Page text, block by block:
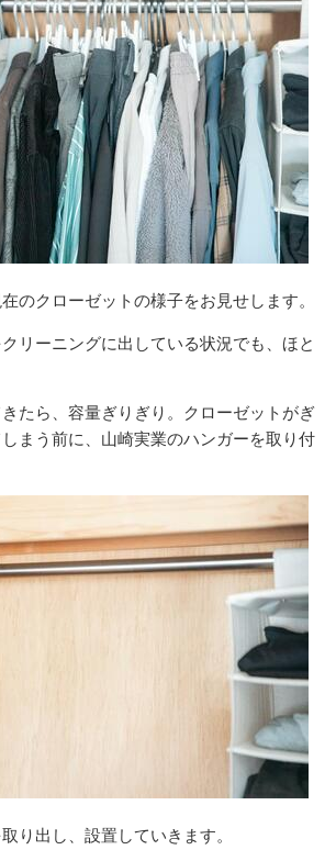
のクローゼットの様子をお見せします。
リーニングに出している状況でも、ほと
たら、容量ぎりぎり。クローゼットがぎ
まう前に、山崎実業のハンガーを取り付
り出し、設置していきます。